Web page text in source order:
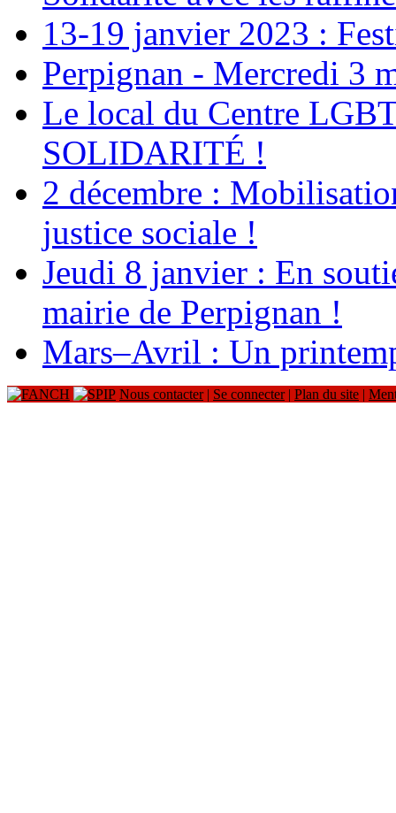
13-19 janvier 2023 :
Perpignan - Mercredi 3
Le local du Centre
SOLIDARITÉ !
2 décembre :
justice sociale !
Jeudi 8 janvier : En
mairie de Perpignan !
Mars–Avril : Un
Nous contacter| Se connecter| Plan du site |